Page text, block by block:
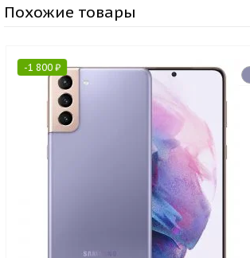
Похожие товары
-1 800₽